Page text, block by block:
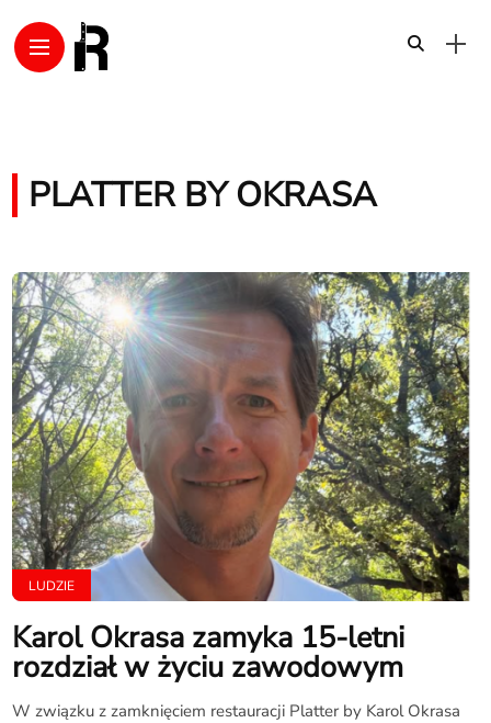
PLATTER BY OKRASA
LUDZIE
Karol Okrasa zamyka 15-letni
rozdział w życiu zawodowym
W związku z zamknięciem restauracji Platter by Karol Okrasa